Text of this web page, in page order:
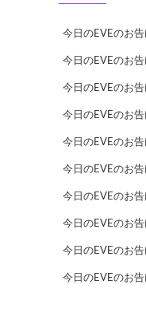
今日のEVEのお
今日のEVEのお
今日のEVEのお
今日のEVEのお
今日のEVEのお
今日のEVEのお
今日のEVEのお
今日のEVEのお
今日のEVEのお
今日のEVEのお